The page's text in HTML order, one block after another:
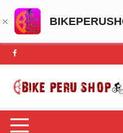
Saltar
al
contenido